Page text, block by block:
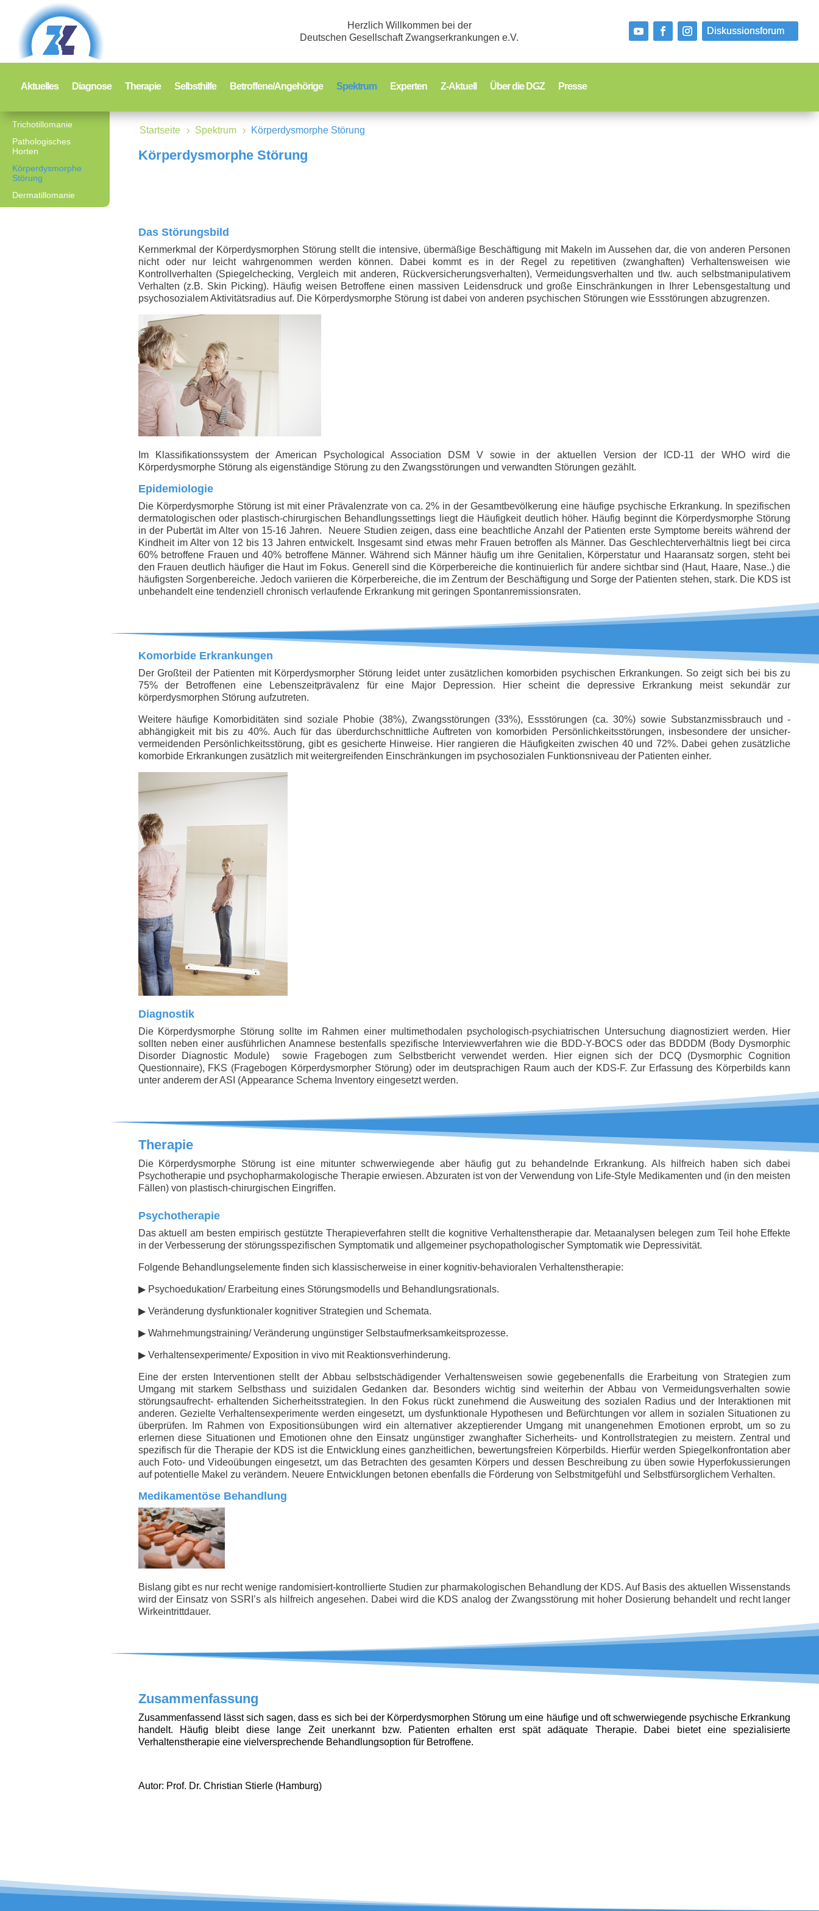
Herzlich Willkommen bei der
Deutschen Gesellschaft Zwangserkrankungen e.V.
Aktuelles Diagnose Therapie Selbsthilfe Betroffene/Angehörige Spektrum Experten Z-Aktuell Über die DGZ Presse
Startseite 5 Spektrum 5 Körperdysmorphe Störung
Spektrum
Trichotillomanie
Pathologisches
Horten
Körperdysmorphe
Störung
Dermatillomanie
Körperdysmorphe Störung
Das Störungsbild
Kernmerkmal der Körperdysmorphen Störung stellt die intensive, übermäßige Beschäftigung mit Makeln im Aussehen dar, die von anderen Personen
nicht oder nur leicht wahrgenommen werden können. Dabei kommt es in der Regel zu repetitiven (zwanghaften) Verhaltensweisen wie
Kontrollverhalten (Spiegelchecking, Vergleich mit anderen, Rückversicherungsverhalten), Vermeidungsverhalten und tlw. auch selbstmanipulativem
Verhalten (z.B. Skin Picking). Häufig weisen Betroffene einen massiven Leidensdruck und große Einschränkungen in Ihrer Lebensgestaltung und
psychosozialem Aktivitätsradius auf. Die Körperdysmorphe Störung ist dabei von anderen psychischen Störungen wie Essstörungen abzugrenzen.
Im Klassifikationssystem der American Psychological Association DSM V sowie in der aktuellen Version der ICD-11 der WHO wird die
Körperdysmorphe Störung als eigenständige Störung zu den Zwangsstörungen und verwandten Störungen gezählt.
Epidemiologie
Die Körperdysmorphe Störung ist mit einer Prävalenzrate von ca. 2% in der Gesamtbevölkerung eine häufige psychische Erkrankung. In spezifischen
dermatologischen oder plastisch-chirurgischen Behandlungssettings liegt die Häufigkeit deutlich höher. Häufig beginnt die Körperdysmorphe Störung
in der Pubertät im Alter von 15-16 Jahren. Neuere Studien zeigen, dass eine beachtliche Anzahl der Patienten erste Symptome bereits während der
Kindheit im Alter von 12 bis 13 Jahren entwickelt. Insgesamt sind etwas mehr Frauen betroffen als Männer. Das Geschlechterverhältnis liegt bei circa
60% betroffene Frauen und 40% betroffene Männer. Während sich Männer häufig um ihre Genitalien, Körperstatur und Haaransatz sorgen, steht bei
den Frauen deutlich häufiger die Haut im Fokus. Generell sind die Körperbereiche die kontinuierlich für andere sichtbar sind (Haut, Haare, Nase..) die
häufigsten Sorgenbereiche. Jedoch variieren die Körperbereiche, die im Zentrum der Beschäftigung und Sorge der Patienten stehen, stark. Die KDS ist
unbehandelt eine tendenziell chronisch verlaufende Erkrankung mit geringen Spontanremissionsraten.
Komorbide Erkrankungen
Der Großteil der Patienten mit Körperdysmorpher Störung leidet unter zusätzlichen komorbiden psychischen Erkrankungen. So zeigt sich bei bis zu
75% der Betroffenen eine Lebenszeitprävalenz für eine Major Depression. Hier scheint die depressive Erkrankung meist sekundär zur
körperdysmorphen Störung aufzutreten.
Weitere häufige Komorbiditäten sind soziale Phobie (38%), Zwangsstörungen (33%), Essstörungen (ca. 30%) sowie Substanzmissbrauch und -
abhängigkeit mit bis zu 40%. Auch für das überdurchschnittliche Auftreten von komorbiden Persönlichkeitsstörungen, insbesondere der unsicher-
vermeidenden Persönlichkeitsstörung, gibt es gesicherte Hinweise. Hier rangieren die Häufigkeiten zwischen 40 und 72%. Dabei gehen zusätzliche
komorbide Erkrankungen zusätzlich mit weitergreifenden Einschränkungen im psychosozialen Funktionsniveau der Patienten einher.
Diagnostik
Die Körperdysmorphe Störung sollte im Rahmen einer multimethodalen psychologisch-psychiatrischen Untersuchung diagnostiziert werden. Hier
sollten neben einer ausführlichen Anamnese bestenfalls spezifische Interviewverfahren wie die BDD-Y-BOCS oder das BDDDM (Body Dysmorphic
Disorder Diagnostic Module) sowie Fragebogen zum Selbstbericht verwendet werden. Hier eignen sich der DCQ (Dysmorphic Cognition
Questionnaire), FKS (Fragebogen Körperdysmorpher Störung) oder im deutsprachigen Raum auch der KDS-F. Zur Erfassung des Körperbilds kann
unter anderem der ASI (Appearance Schema Inventory eingesetzt werden.
Therapie
Die Körperdysmorphe Störung ist eine mitunter schwerwiegende aber häufig gut zu behandelnde Erkrankung. Als hilfreich haben sich dabei
Psychotherapie und psychopharmakologische Therapie erwiesen. Abzuraten ist von der Verwendung von Life-Style Medikamenten und (in den meisten
Fällen) von plastisch-chirurgischen Eingriffen.
Psychotherapie
Das aktuell am besten empirisch gestützte Therapieverfahren stellt die kognitive Verhaltenstherapie dar. Metaanalysen belegen zum Teil hohe Effekte
in der Verbesserung der störungsspezifischen Symptomatik und allgemeiner psychopathologischer Symptomatik wie Depressivität.
Folgende Behandlungselemente finden sich klassischerweise in einer kognitiv-behavioralen Verhaltenstherapie:
▶ Psychoedukation/ Erarbeitung eines Störungsmodells und Behandlungsrationals.
▶ Veränderung dysfunktionaler kognitiver Strategien und Schemata.
▶ Wahrnehmungstraining/ Veränderung ungünstiger Selbstaufmerksamkeitsprozesse.
▶ Verhaltensexperimente/ Exposition in vivo mit Reaktionsverhinderung.
Eine der ersten Interventionen stellt der Abbau selbstschädigender Verhaltensweisen sowie gegebenenfalls die Erarbeitung von Strategien zum
Umgang mit starkem Selbsthass und suizidalen Gedanken dar. Besonders wichtig sind weiterhin der Abbau von Vermeidungsverhalten sowie
störungsaufrecht- erhaltenden Sicherheitsstrategien. In den Fokus rückt zunehmend die Ausweitung des sozialen Radius und der Interaktionen mit
anderen. Gezielte Verhaltensexperimente werden eingesetzt, um dysfunktionale Hypothesen und Befürchtungen vor allem in sozialen Situationen zu
überprüfen. Im Rahmen von Expositionsübungen wird ein alternativer akzeptierender Umgang mit unangenehmen Emotionen erprobt, um so zu
erlernen diese Situationen und Emotionen ohne den Einsatz ungünstiger zwanghafter Sicherheits- und Kontrollstrategien zu meistern. Zentral und
spezifisch für die Therapie der KDS ist die Entwicklung eines ganzheitlichen, bewertungsfreien Körperbilds. Hierfür werden Spiegelkonfrontation aber
auch Foto- und Videoübungen eingesetzt, um das Betrachten des gesamten Körpers und dessen Beschreibung zu üben sowie Hyperfokussierungen
auf potentielle Makel zu verändern. Neuere Entwicklungen betonen ebenfalls die Förderung von Selbstmitgefühl und Selbstfürsorglichem Verhalten.
Medikamentöse Behandlung
Bislang gibt es nur recht wenige randomisiert-kontrollierte Studien zur pharmakologischen Behandlung der KDS. Auf Basis des aktuellen Wissenstands
wird der Einsatz von SSRI’s als hilfreich angesehen. Dabei wird die KDS analog der Zwangsstörung mit hoher Dosierung behandelt und recht langer
Wirkeintrittdauer.
Zusammenfassung
Zusammenfassend lässt sich sagen, dass es sich bei der Körperdysmorphen Störung um eine häufige und oft schwerwiegende psychische Erkrankung
handelt. Häufig bleibt diese lange Zeit unerkannt bzw. Patienten erhalten erst spät adäquate Therapie. Dabei bietet eine spezialisierte
Verhaltenstherapie eine vielversprechende Behandlungsoption für Betroffene.
Autor: Prof. Dr. Christian Stierle (Hamburg)